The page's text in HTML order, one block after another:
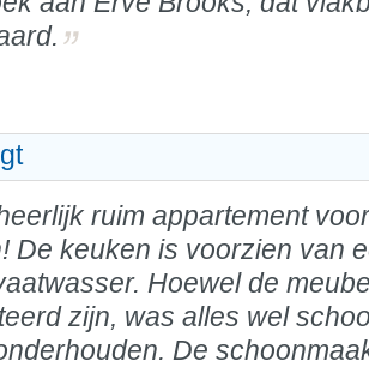
ruim appartement
De keuken is voorzien van
Hoewel de
zijn, was alles wel
De